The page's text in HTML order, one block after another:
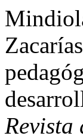
Revista